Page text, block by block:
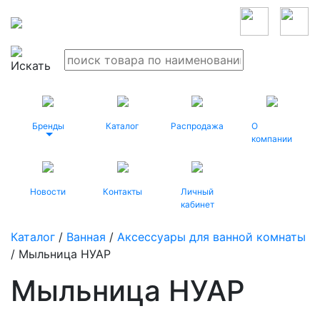
Бренды Каталог Распродажа
О
компании
Новости Контакты
Личный
кабинет
Каталог / Ванная / Аксессуары для ванной комнаты
/ Мыльница НУАР
Мыльница НУАР